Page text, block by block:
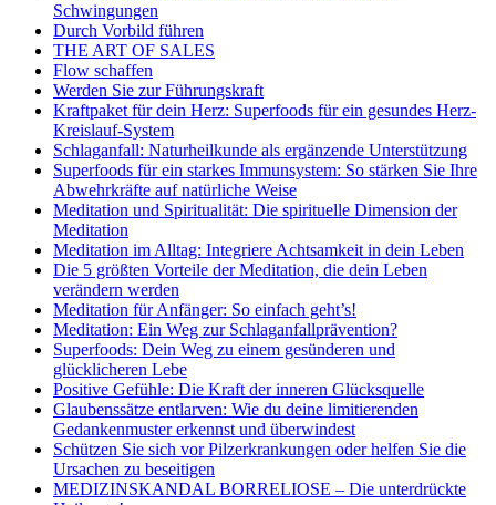
Schwingungen
Durch Vorbild führen
THE ART OF SALES
Flow schaffen
Werden Sie zur Führungskraft
Kraftpaket für dein Herz: Superfoods für ein gesundes Herz-
Kreislauf-System
Schlaganfall: Naturheilkunde als ergänzende Unterstützung
Superfoods für ein starkes Immunsystem: So stärken Sie Ihre
Abwehrkräfte auf natürliche Weise
Meditation und Spiritualität: Die spirituelle Dimension der
Meditation
Meditation im Alltag: Integriere Achtsamkeit in dein Leben
Die 5 größten Vorteile der Meditation, die dein Leben
verändern werden
Meditation für Anfänger: So einfach geht’s!
Meditation: Ein Weg zur Schlaganfallprävention?
Superfoods: Dein Weg zu einem gesünderen und
glücklicheren Lebe
Positive Gefühle: Die Kraft der inneren Glücksquelle
Glaubenssätze entlarven: Wie du deine limitierenden
Gedankenmuster erkennst und überwindest
Schützen Sie sich vor Pilzerkrankungen oder helfen Sie die
Ursachen zu beseitigen
MEDIZINSKANDAL BORRELIOSE – Die unterdrückte